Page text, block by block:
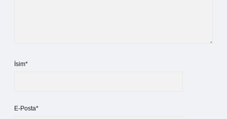
İsim*
E-Posta*